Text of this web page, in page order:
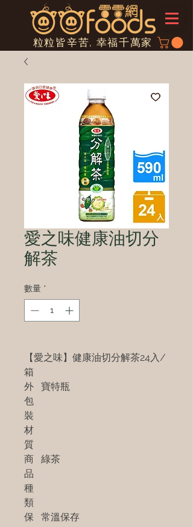
粒粒皆辛苦, 幸福千萬家
愛之味健康油切分
解茶
數量 *
【愛之味】健康油切分解茶24入/
箱
外
包
裝
材
質
寶特瓶
商
品
種
類
綠茶
保
常溫保存